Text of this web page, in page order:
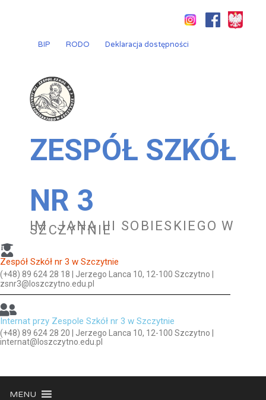
BIP
RODO Deklaracja dostępności
ZESPÓŁ SZKÓŁ
NR 3
IM. JANA III SOBIESKIEGO W
SZCZYTNIE
Zespół Szkół nr 3 w Szczytnie
(+48) 89 624 28 18 | Jerzego Lanca 10, 12-100 Szczytno |
zsnr3@loszczytno.edu.pl
Internat przy Zespole Szkół nr 3 w Szczytnie
(+48) 89 624 28 20 | Jerzego Lanca 10, 12-100 Szczytno |
internat@loszczytno.edu.pl
MENU